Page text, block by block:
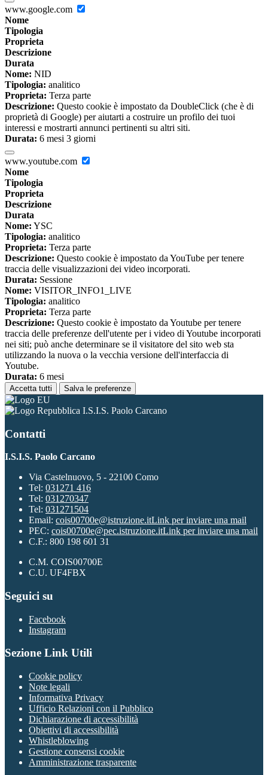
www.google.com
Nome
Tipologia
Proprieta
Descrizione
Durata
Nome: NID
Tipologia: analitico
Proprieta: Terza parte
Descrizione: Questo cookie è impostato da DoubleClick (che è di
proprietà di Google) per aiutarti a costruire un profilo dei tuoi
interessi e mostrarti annunci pertinenti su altri siti.
Durata: 6 mesi 3 giorni
www.youtube.com
Nome
Tipologia
Proprieta
Descrizione
Durata
Nome: YSC
Tipologia: analitico
Proprieta: Terza parte
Descrizione: Questo cookie è impostato da YouTube per tenere
traccia delle visualizzazioni dei video incorporati.
Durata: Sessione
Nome: VISITOR_INFO1_LIVE
Tipologia: analitico
Proprieta: Terza parte
Descrizione: Questo cookie è impostato da Youtube per tenere
traccia delle preferenze dell'utente per i video di Youtube incorporati
nei siti; può anche determinare se il visitatore del sito web sta
utilizzando la nuova o la vecchia versione dell'interfaccia di
Youtube.
Durata: 6 mesi
Accetta tutti Salva le preferenze
I.S.I.S. Paolo Carcano
Contatti
I.S.I.S. Paolo Carcano
Via Castelnuovo, 5 - 22100 Como
Tel: 031271 416
Tel: 031270347
Tel: 031271504
Email: cois00700e@istruzione.itLink per inviare una mail
PEC: cois00700e@pec.istruzione.itLink per inviare una mail
C.F.: 800 198 601 31
C.M. COIS00700E
C.U. UF4FBX
Seguici su
Facebook
Instagram
Sezione Link Utili
Cookie policy
Note legali
Informativa Privacy
Ufficio Relazioni con il Pubblico
Dichiarazione di accessibilità
Obiettivi di accessibilità
Whistleblowing
Gestione consensi cookie
Amministrazione trasparente